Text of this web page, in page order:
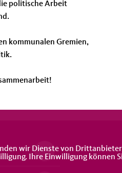
politische Arbeit
kommunalen Gremien,
wir Dienste von
Ihre Einwilligung können